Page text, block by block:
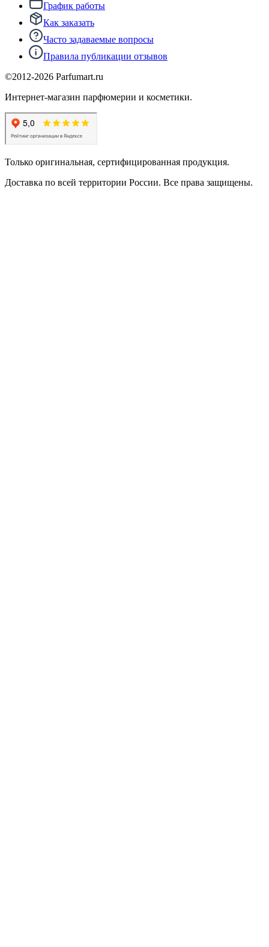
График работы
Как заказать
Часто задаваемые вопросы
Правила публикации отзывов
©2012-2026 Parfumart.ru
Интернет-магазин парфюмерии и косметики.
Только оригинальная, сертифицированная продукция.
Доставка по всей территории России. Все права защищены.